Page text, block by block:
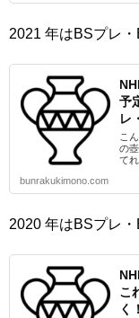
2021 年はBSプレ
予
レ
こ
の
て
bunrakukimono.com
2020 年はBSプレ
こ
く